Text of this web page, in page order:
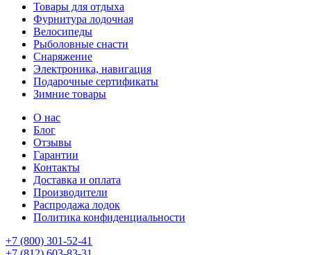
Товары для отдыха
Фурнитура лодочная
Велосипеды
Рыболовные снасти
Снаряжение
Электроника, навигация
Подарочные сертификаты
Зимние товары
О нас
Блог
Отзывы
Гарантии
Контакты
Доставка и оплата
Производители
Распродажа лодок
Политика конфиденциальности
+7 (800) 301-52-41